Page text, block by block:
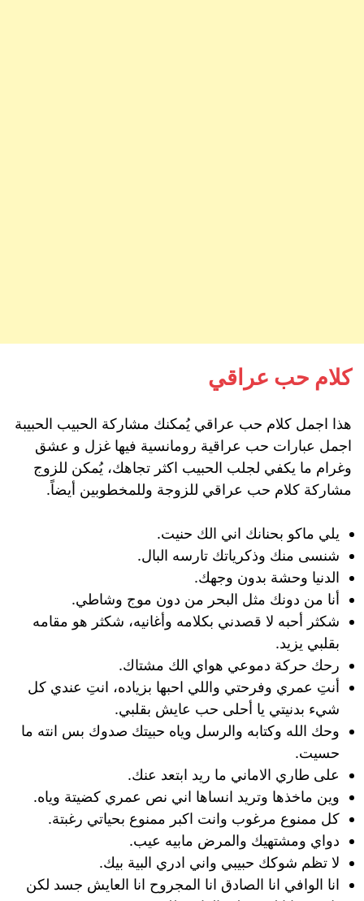
كلام حب عراقي
هذا اجمل كلام حب عراقي يُمكنك مشاركة الحبيب الحبيبة
اجمل عبارات حب عراقية رومانسية فيها غزل و عشق
وغرام ما يكفي لجلب الحبيب اكثر تجاهك، يُمكن للزوج
مشاركة كلام حب عراقي للزوجة وللمخطوبين أيضاً.
يلي ماكو بحنانك اني الك حنيت.
شنسى منك وذكرياتك تارسه البال.
الدنيا وحشة بدون وجهك.
أنا من دونك مثل البحر من دون موج وشاطي.
شكثر أحبه لا قصدني بكلامه وأغانيه، شكثر هو مقامه
بقلبي يزيد.
رحك حركة دموعي هواي الك مشتاك.
أنتِ عمري وفرحتي واللي احبها بزياده، انتِ عندي كل
شيء بدنيتي يا أحلى حب عايش بقلبي.
وحك الله وكتابه والرسل وياه حبيتك صدوك بس انته ما
حسيت.
على طاري الاماني ما ريد ابتعد عنك.
وين ماخذها وتريد انساها اني نص عمري كضيتة وياه.
كل ممنوع مرغوب وانت اكبر ممنوع بحياتي رغبتة.
دواي ومشتهيك والمرض مابيه عيب.
لا تظم شوكك حبيبي واني ادري البية بيك.
انا الوافي انا الصادق انا المجروح انا العايش جسد لكن